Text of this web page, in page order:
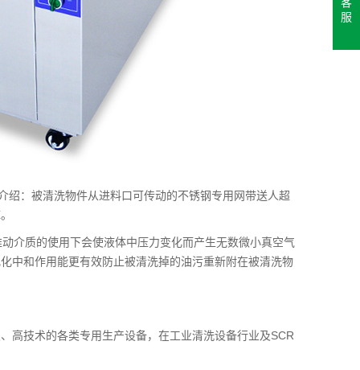
绍：被清洗物件从进料口可传动的不锈钢专用网带送人超
介质的使用下会使液体中压力变化而产生无数微小真空气
中和作用能更有效防止被清洗掉的油污重新附在被清洗物
高技术的各类专用生产设备，在工业清洗设备行业及SCR
服